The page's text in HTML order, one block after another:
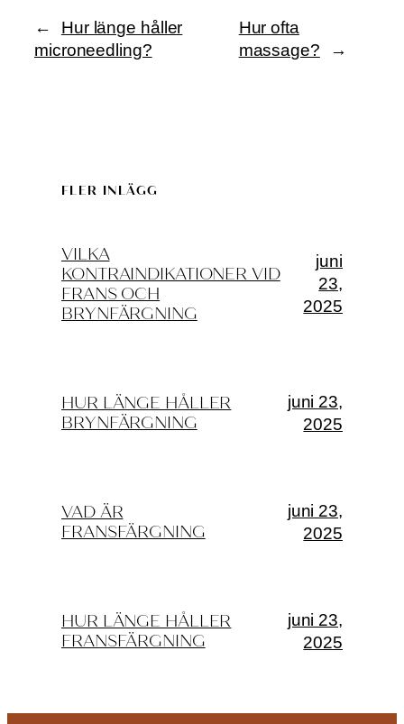
←
Hur länge håller
microneedling?
Hur ofta
massage?
→
FLER INLÄGG
VILKA
KONTRAINDIKATIONER VID
FRANS OCH
BRYNFÄRGNING
juni
23,
2025
HUR LÄNGE HÅLLER
BRYNFÄRGNING
juni 23,
2025
VAD ÄR
FRANSFÄRGNING
juni 23,
2025
HUR LÄNGE HÅLLER
FRANSFÄRGNING
juni 23,
2025